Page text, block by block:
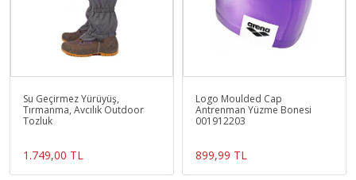
Su Geçirmez Yürüyüş,
Tırmanma, Avcılık Outdoor
Tozluk
1.749,00 TL
Logo Moulded Cap
Antrenman Yüzme Bonesi
001912203
899,99 TL